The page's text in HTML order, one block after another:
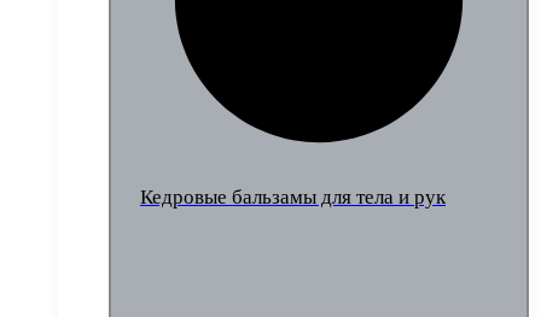
Кедровые бальзамы для тела и рук